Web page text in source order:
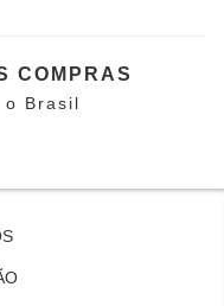
COMPRAS
o Brasil